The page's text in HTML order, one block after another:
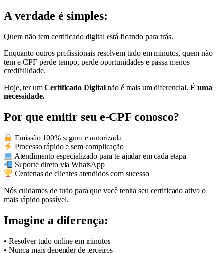
A verdade é simples:
Quem não tem certificado digital está ficando para trás.
Enquanto outros profissionais resolvem tudo em minutos, quem não
tem e-CPF perde tempo, perde oportunidades e passa menos
credibilidade.
Hoje, ter um Certificado Digital não é mais um diferencial. É uma
necessidade.
Por que emitir seu e-CPF conosco?
Emissão 100% segura e autorizada
Processo rápido e sem complicação
Atendimento especializado para te ajudar em cada etapa
Suporte direto via WhatsApp
Centenas de clientes atendidos com sucesso
Nós cuidamos de tudo para que você tenha seu certificado ativo o
mais rápido possível.
Imagine a diferença:
• Resolver tudo online em minutos
• Nunca mais depender de terceiros